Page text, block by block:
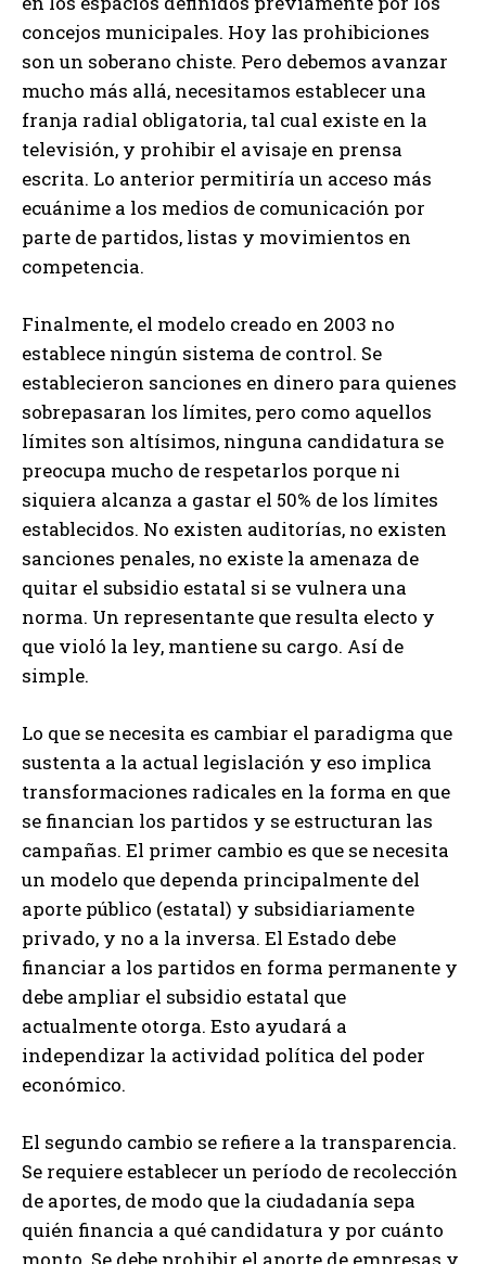
concejos municipales. Hoy las prohibiciones
son un soberano chiste. Pero debemos avanzar
mucho más allá, necesitamos establecer una
franja radial obligatoria, tal cual existe en la
televisión, y prohibir el avisaje en prensa
escrita. Lo anterior permitiría un acceso más
ecuánime a los medios de comunicación por
parte de partidos, listas y movimientos en
competencia.
Finalmente, el modelo creado en 2003 no
establece ningún sistema de control. Se
establecieron sanciones en dinero para quienes
sobrepasaran los límites, pero como aquellos
límites son altísimos, ninguna candidatura se
preocupa mucho de respetarlos porque ni
siquiera alcanza a gastar el 50% de los límites
establecidos. No existen auditorías, no existen
sanciones penales, no existe la amenaza de
quitar el subsidio estatal si se vulnera una
norma. Un representante que resulta electo y
que violó la ley, mantiene su cargo. Así de
simple.
Lo que se necesita es cambiar el paradigma que
sustenta a la actual legislación y eso implica
transformaciones radicales en la forma en que
se financian los partidos y se estructuran las
campañas. El primer cambio es que se necesita
un modelo que dependa principalmente del
aporte público (estatal) y subsidiariamente
privado, y no a la inversa. El Estado debe
financiar a los partidos en forma permanente y
debe ampliar el subsidio estatal que
actualmente otorga. Esto ayudará a
independizar la actividad política del poder
económico.
El segundo cambio se refiere a la transparencia.
Se requiere establecer un período de recolección
de aportes, de modo que la ciudadanía sepa
quién financia a qué candidatura y por cuánto
monto. Se debe prohibir el aporte de empresas y